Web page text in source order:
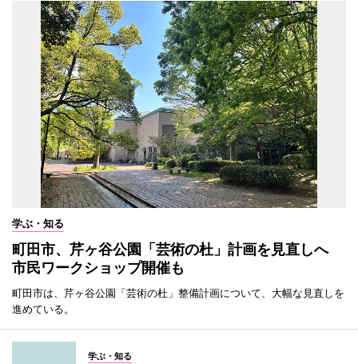
学ぶ・知る
町田市、芹ヶ谷公園「芸術の杜」計画を見直しへ
市民ワークショップ開催も
町田市は、芹ヶ谷公園「芸術の杜」整備計画について、大幅な見直しを
進めている。
学ぶ・知る